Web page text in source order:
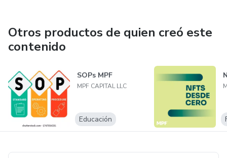
Otros productos de quien creó este
contenido
SOPs MPF
MPF CAPITAL LLC
Educación